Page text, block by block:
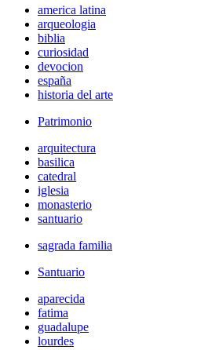
america latina
arqueologia
biblia
curiosidad
devocion
españa
historia del arte
Patrimonio
arquitectura
basilica
catedral
iglesia
monasterio
santuario
sagrada familia
Santuario
aparecida
fatima
guadalupe
lourdes